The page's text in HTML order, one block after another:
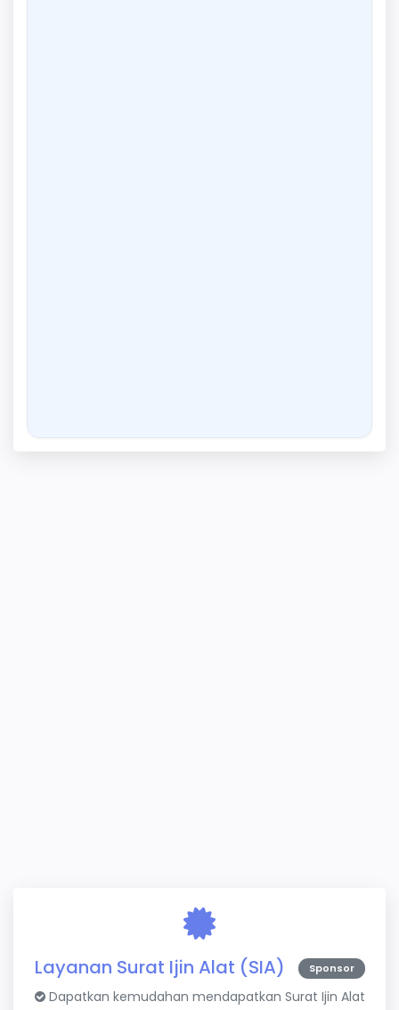
Layanan Surat Ijin Alat (SIA) Sponsor
Dapatkan kemudahan mendapatkan Surat Ijin Alat